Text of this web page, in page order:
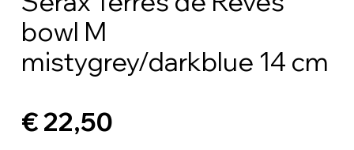
bowl M
mistygrey/darkblue 14 cm
€ 22,50